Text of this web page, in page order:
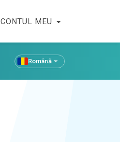
CONTUL MEU
Română